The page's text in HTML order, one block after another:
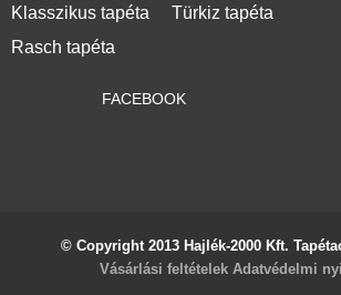
Klasszikus tapéta
Türkiz tapéta
Rasch tapéta
FACEBOOK
© Copyright 2013 Hajlék-2000 Kft.
Vásárlási feltételek Adatvédelmi